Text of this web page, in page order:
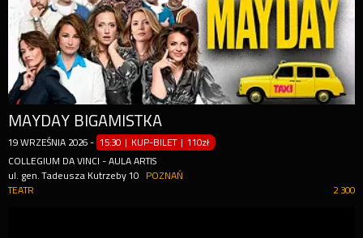
MAYDAY BIGAMISTKA
19 WRZEŚNIA 2026 - 15:30 | KUP-BILET |110zł
COLLEGIUM DA VINCI - AULA ARTIS
ul. gen. Tadeusza Kutrzeby 10
POZNAŃ
2 300
TEATR